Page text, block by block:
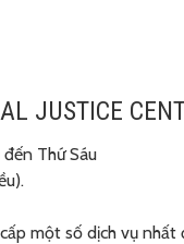
JUSTICE
Thứ Sáu
một số dịch vụ